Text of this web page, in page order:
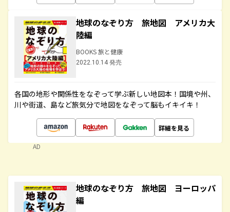
地球のなぞり方 旅地図 アメリカ大
陸編
BOOKS 旅と健康
2022.10.14 発売
各国の地形や関係性をなぞって学ぶ新しい地図本！国境や州、
川や街道、島など旅気分で地図をなぞって脳もイキイキ！
詳細を見る
AD
地球のなぞり方 旅地図 ヨーロッパ
編